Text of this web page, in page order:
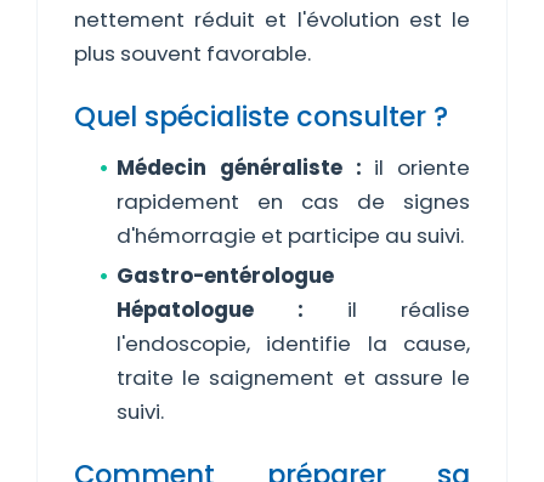
nettement réduit et l'évolution est le
plus souvent favorable.
Quel spécialiste consulter ?
Médecin généraliste : il oriente
rapidement en cas de signes
d'hémorragie et participe au suivi.
Gastro-entérologue
Hépatologue : il réalise
l'endoscopie, identifie la cause,
traite le saignement et assure le
suivi.